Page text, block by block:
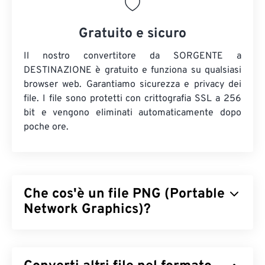
Gratuito e sicuro
Il nostro convertitore da SORGENTE a
DESTINAZIONE è gratuito e funziona su qualsiasi
browser web. Garantiamo sicurezza e privacy dei
file. I file sono protetti con crittografia SSL a 256
bit e vengono eliminati automaticamente dopo
poche ore.
Che cos'è un file PNG (Portable
Network Graphics)?